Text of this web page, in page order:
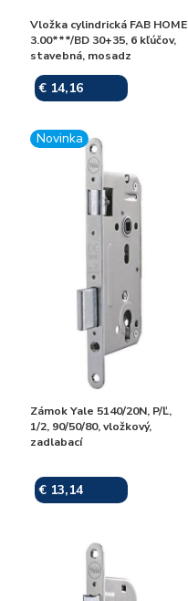
Vložka cylindrická FAB HOME
3.00***/BD 30+35, 6 kľúčov,
stavebná, mosadz
€ 14,16
Novinka
Zámok Yale 5140/20N, P/Ľ,
1/2, 90/50/80, vložkový,
zadlabací
€ 13,14